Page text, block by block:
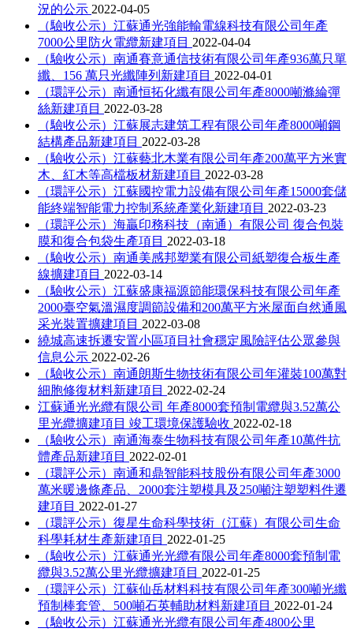
況的公示 2022-04-05
（驗收公示）江蘇通光強能輸電線科技有限公司年產
7000公里防火電纜新建項目 2022-04-04
（驗收公示）南通賽意通信技術有限公司年產936萬只單
纖、156 萬只光纖陣列新建項目 2022-04-01
（環評公示）南通恒拓化纖有限公司年產8000噸滌綸彈
絲新建項目 2022-03-28
（驗收公示）江蘇展志建筑工程有限公司年產8000噸鋼
結構產品新建項目 2022-03-28
（驗收公示）江蘇藝北木業有限公司年產200萬平方米實
木、紅木等高檔板材新建項目 2022-03-28
（環評公示）江蘇國控電力設備有限公司年產15000套儲
能終端智能電力控制系統產業化新建項目 2022-03-23
（環評公示）海贏印務科技（南通）有限公司 復合包裝
膜和復合包袋生產項目 2022-03-18
（驗收公示）南通美感邦塑業有限公司紙塑復合板生產
線擴建項目 2022-03-14
（驗收公示）江蘇盛康福源節能環保科技有限公司年產
2000臺空氣溫濕度調節設備和200萬平方米屋面自然通風
采光裝置擴建項目 2022-03-08
繞城高速拆遷安置小區項目社會穩定風險評估公眾參與
信息公示 2022-02-26
（驗收公示）南通朗斯生物技術有限公司年灌裝100萬對
細胞修復材料新建項目 2022-02-24
江蘇通光光纜有限公司 年產8000套預制電纜與3.52萬公
里光纜擴建項目 竣工環境保護驗收 2022-02-18
（驗收公示）南通海泰生物科技有限公司年產10萬件抗
體產品新建項目 2022-02-01
（環評公示）南通和鼎智能科技股份有限公司年產3000
萬米暖邊條產品、2000套注塑模具及250噸注塑塑料件遷
建項目 2022-01-27
（環評公示）復星生命科學技術（江蘇）有限公司生命
科學耗材生產新建項目 2022-01-25
（驗收公示）江蘇通光光纜有限公司年產8000套預制電
纜與3.52萬公里光纜擴建項目 2022-01-25
（環評公示）江蘇仙岳材料科技有限公司年產300噸光纖
預制棒套管、500噸石英輔助材料新建項目 2022-01-24
（驗收公示）江蘇通光光纜有限公司年產4800公里